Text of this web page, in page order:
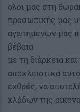
όλοι μας στη
προσωπικής μας
αγαπημένων μας
βέβαια
με τη διάρκεια και
αποκλειστικά
εχθρός, να
κλάδων της